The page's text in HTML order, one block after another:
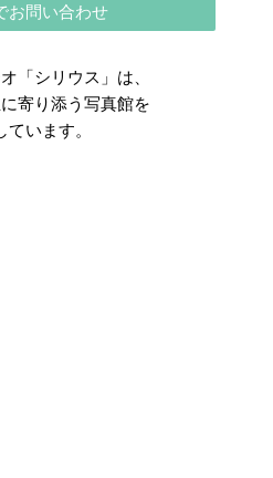
お問い合わせ
「シリウス」は、
寄り添う写真館を
ています。